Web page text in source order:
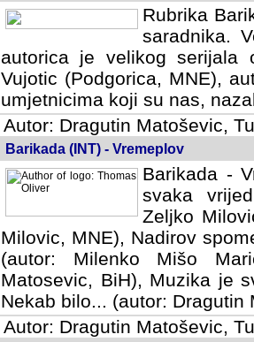
Rubrika
saradnika.
autorica je velikog serijala
Vujotic (Podgorica, MNE),
umjetnicima koji su nas,
Autor: Dragutin Matoševic,
Barikada (INT) - Vremeplov
Barikada -
svaka
Milovic,
MNE), Nadirov spomenar
Milenko Mišo Maric, UK),
Muzika je svirala (autor:
(autor: Dragutin Matosevic,
Autor: Dragutin Matoševic,